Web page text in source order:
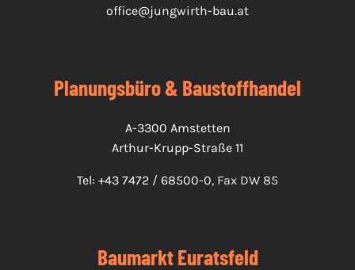
office@jungwirth-bau.at
Planungsbüro & Baustoffhandel
A-3300 Amstetten
Arthur-Krupp-Straße 11
Tel: +43 7472 / 68500-0, Fax DW 85
Baumarkt Euratsfeld